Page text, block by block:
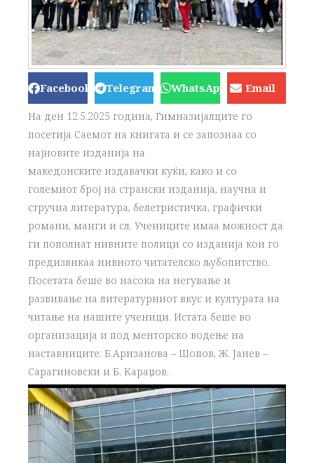
Facebook Telegram WhatsApp Email
На ден 12.5.2025 година, Гимназијалците го
посетија Саемот на книгата и се запознаа со
најновите изданија на
македонските издавачки куќи, како и со
големиот број на странски изданија, научна и
стручна литература, белетристичка, графички
романи, манги и сл. Учениците имаа можност да
ги пополнат нивните полици со изданија кои го
предизвикаа нивното читателско љубопитство.
Посетата беше во насока на негување и
развивање на литературниот вкус и културата на
читање на нашите ученици. Истата беше во
организација и под менторско водење на
наставниците: Б.Аризанова – Шопов, Ж. Јанев –
Сарагиновски и Б. Караџов.